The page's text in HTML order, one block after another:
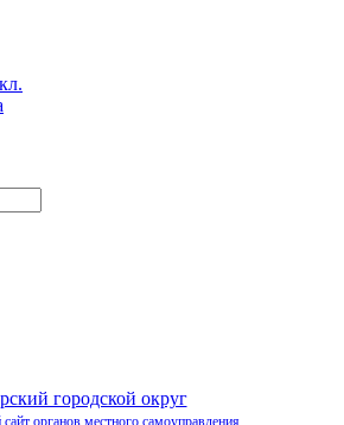
городской округ
органов местного самоуправления